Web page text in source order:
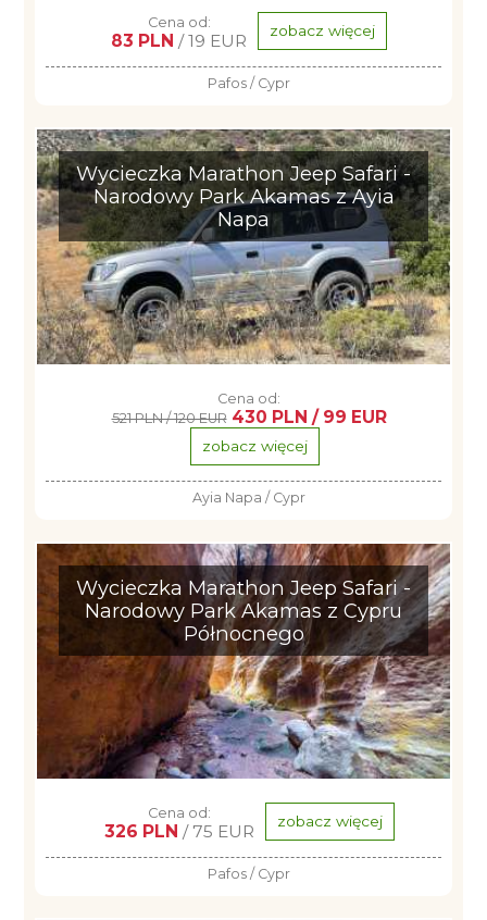
Cena od:
83 PLN / 19 EUR zobacz więcej
Pafos / Cypr
Wycieczka Marathon Jeep Safari -
Narodowy Park Akamas z Ayia
Napa
Cena od:
521 PLN / 120 EUR 430 PLN / 99 EUR
zobacz więcej
Ayia Napa / Cypr
Wycieczka Marathon Jeep Safari -
Narodowy Park Akamas z Cypru
Północnego
Cena od:
326 PLN / 75 EUR zobacz więcej
Pafos / Cypr